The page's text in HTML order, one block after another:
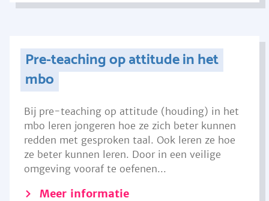
Pre-teaching op attitude in het
mbo
Bij pre-teaching op attitude (houding) in het
mbo leren jongeren hoe ze zich beter kunnen
redden met gesproken taal. Ook leren ze hoe
ze beter kunnen leren. Door in een veilige
omgeving vooraf te oefenen...
Meer informatie